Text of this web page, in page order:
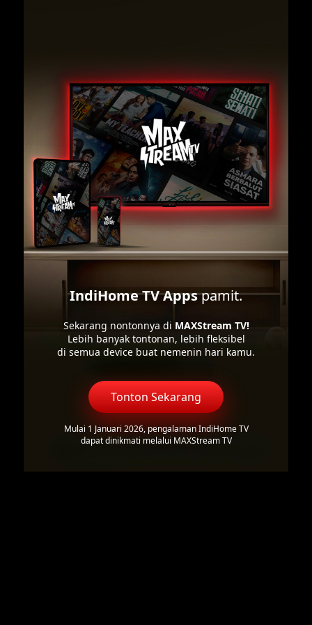
IndiHome TV Appspamit.
Sekarang nontonnya di MAXStream TV!
Lebih banyak tontonan, lebih fleksibel
di semua device buat nemenin hari kamu.
Tonton Sekarang
Mulai 1 Januari 2026, pengalaman IndiHome TV
dapat dinikmati melalui MAXStream TV